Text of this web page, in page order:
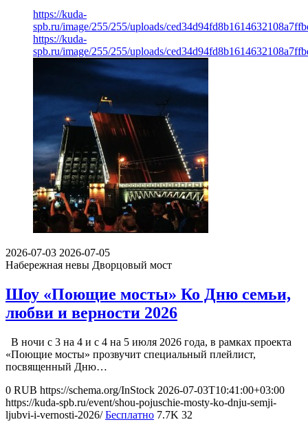
https://kuda-
spb.ru/image/255/255/uploads/
https://kuda-
spb.ru/image/255/255/uploads/
2026-07-03 2026-07-05
Набережная невы Дворцовый мост
Шоу «Поющие мосты» Ко Дню семьи,
любви и верности 2026
В ночи с 3 на 4 и с 4 на 5 июля 2026 года, в рамках проекта
«Поющие мосты» прозвучит специальный плейлист,
посвященный Дню…
0 RUB https://schema.org/InStock 2026-07-03T10:41:00+03:00
https://kuda-spb.ru/event/shou-pojuschie-mosty-ko-dnju-semji-
ljubvi-i-vernosti-2026/ Бесплатно 7.7K 32